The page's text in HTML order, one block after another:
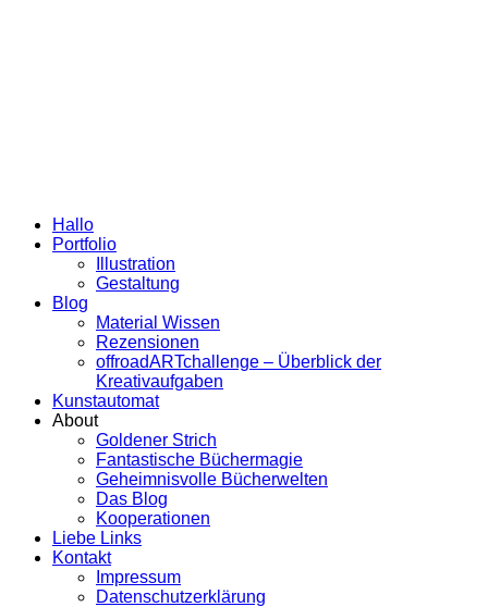
Hallo
Portfolio
Illustration
Gestaltung
Blog
Material Wissen
Rezensionen
offroadARTchallenge – Überblick der
Kreativaufgaben
Kunstautomat
About
Goldener Strich
Fantastische Büchermagie
Geheimnisvolle Bücherwelten
Das Blog
Kooperationen
Liebe Links
Kontakt
Impressum
Datenschutzerklärung